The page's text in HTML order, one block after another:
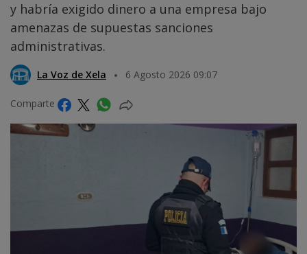
y habría exigido dinero a una empresa bajo
amenazas de supuestas sanciones
administrativas.
La Voz de Xela 6 Agosto 2026 09:07
Comparte